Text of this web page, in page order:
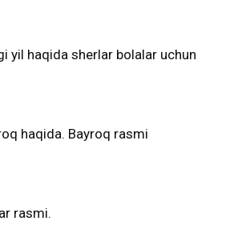
yil haqida sherlar bolalar uchun
haqida. Bayroq rasmi
rasmi.